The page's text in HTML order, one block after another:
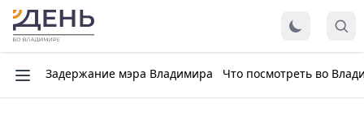
Задержание мэра Владимира Что посмотреть во